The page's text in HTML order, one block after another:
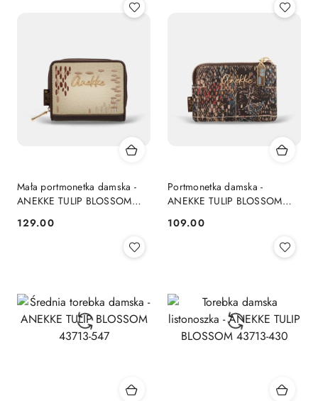
Mała portmonetka damska -
ANEKKE TULIP BLOSSOM
Cena:
129.00
Portmonetka damska -
ANEKKE TULIP BLOSSOM
Cena:
109.00